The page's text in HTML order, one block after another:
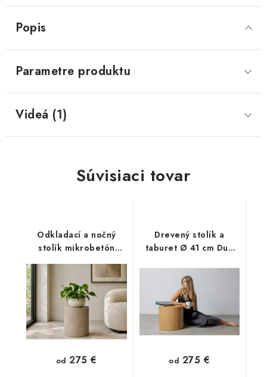
DETSKÝ NÁBYTOK
KUCHYNE
VSTAVANÉ SKRINE
Podmienky ochrany osobných údajov
Cookies
O firme
Nábytok na mieru
Najpredávanejšie produkty
Hodnotenie obchodu
Odstúpenie od zmluvy - vrátenie
Popis
Parametre produktu
Videá (1)
Súvisiaci tovar
Odkladací a nočný
stolík mikrobetón
svetlošedý Ø 41 cm
od 275 €
Drevený stolík a
taburet Ø 41 cm Dub
od 275 €